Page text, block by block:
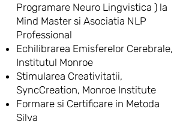
Programare Neuro Lingvistica ) la
Mind Master si Asociatia NLP
Professional
Echilibrarea Emisferelor Cerebrale,
Institutul Monroe
Stimularea Creativitatii,
SyncCreation, Monroe Institute
Formare si Certificare in Metoda
Silva